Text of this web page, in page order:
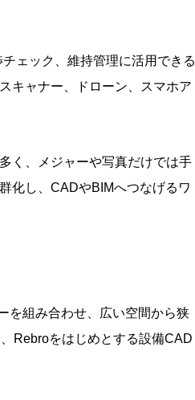
ェック、維持管理に活用できる
キャナー、ドローン、スマホア
く、メジャーや写真だけでは手
化し、CADやBIMへつなげるワ
を組み合わせ、広い空間から狭
Rebroをはじめとする設備CAD